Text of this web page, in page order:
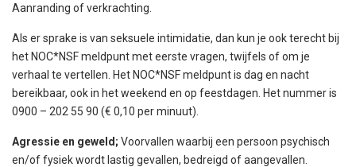
Aanranding of verkrachting.
Als er sprake is van seksuele intimidatie, dan kun je ook terecht bij
het NOC*NSF meldpunt met eerste vragen, twijfels of om je
verhaal te vertellen. Het NOC*NSF meldpunt is dag en nacht
bereikbaar, ook in het weekend en op feestdagen. Het nummer is
0900 – 202 55 90 (€ 0,10 per minuut).
Agressie en geweld; Voorvallen waarbij een persoon psychisch
en/of fysiek wordt lastig gevallen, bedreigd of aangevallen.